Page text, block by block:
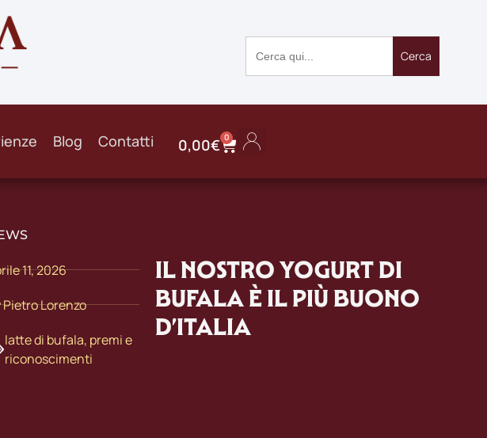
Search
for:
Blog Contatti 0,00€ 0
11, 2026
Pietro Lorenzo
latte di bufala, premi e
riconoscimenti
IL NOSTRO YOGURT DI
BUFALA È IL PIÙ BUONO
D’ITALIA